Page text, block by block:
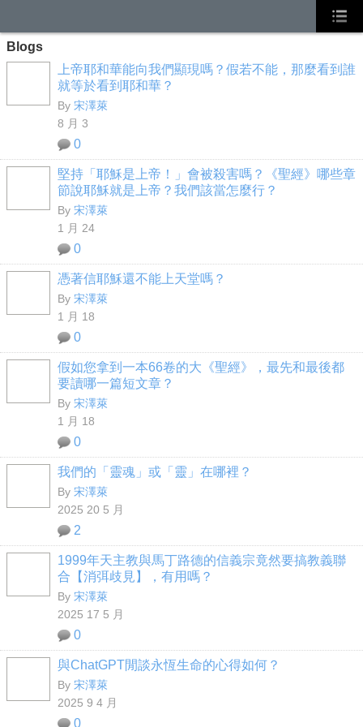
Blogs
上帝耶和華能向我們顯現嗎？假若不能，那麼看到誰
就等於看到耶和華？
By 宋澤萊
8 月 3
0
堅持「耶穌是上帝！」會被殺害嗎？《聖經》哪些章
節說耶穌就是上帝？我們該當怎麼行？
By 宋澤萊
1 月 24
0
憑著信耶穌還不能上天堂嗎？
By 宋澤萊
1 月 18
0
假如您拿到一本66卷的大《聖經》，最先和最後都
要讀哪一篇短文章？
By 宋澤萊
1 月 18
0
我們的「靈魂」或「靈」在哪裡？
By 宋澤萊
2025 20 5 月
2
1999年天主教與馬丁路德的信義宗竟然要搞教義聯
合【消弭歧見】，有用嗎？
By 宋澤萊
2025 17 5 月
0
與ChatGPT閒談永恆生命的心得如何？
By 宋澤萊
2025 9 4 月
0